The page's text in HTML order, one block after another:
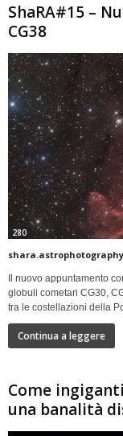
ShaRA#15 –
CG38
280
shara.astrophotography
Il nuovo appuntamento
globuli cometari CG30,
tra le costellazioni della
Continua a leggere
Come
una banalità